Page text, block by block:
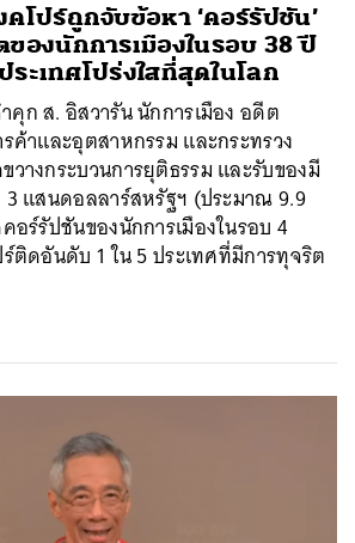
โปร์ถูกจับข้อหา ‘คอร์รัปชัน’
องนักการเมืองในรอบ 38 ปี
ะเทศโปร่งใสที่สุดในโลก
ก ส. อิสวารัน นักการเมือง อดีต
ค้าและอุตสาหกรรม และกระทรวง
างกระบวนการยุติธรรม และรับของมี
แสนดอลลาร์สหรัฐฯ (ประมาณ 9.9
ร์รัปชันของนักการเมืองในรอบ 4
ติดอันดับ 1 ใน 5 ประเทศที่มีการทุจริต